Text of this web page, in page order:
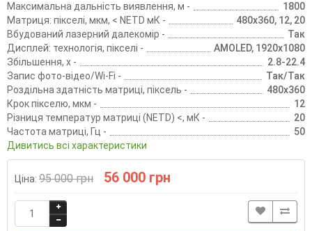
Максимальна дальність виявлення, м -
1800
Матриця: пікселі, мкм, < NETD мК -
480x360, 12, 20
Вбудований лазерний далекомір -
Так
Дисплей: технологія, пікселі -
AMOLED, 1920x1080
Збільшення, х -
2.8-22.4
Запис фото-відео/Wi-Fi -
Так/Так
Роздільна здатність матриці, піксель -
480x360
Крок пікселю, мкм -
12
Різниця температур матриці (NETD) <, мК -
20
Частота матриці, Гц -
50
Дивитись всі характеристики
Ціна: 95 000 грн 56 000 грн